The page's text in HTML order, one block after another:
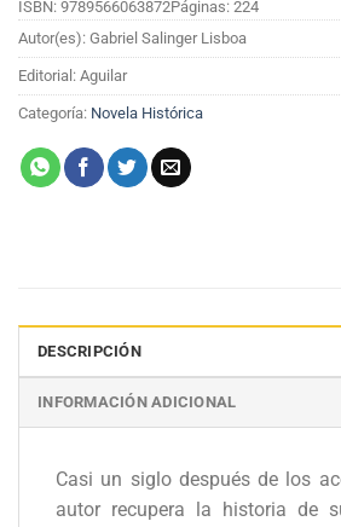
ISBN: 9789566063872Páginas: 224
Autor(es): Gabriel Salinger Lisboa
Editorial: Aguilar
Categoría: Novela Histórica
DESCRIPCIÓN
INFORMACIÓN ADICIONAL
Casi un siglo después de los
autor recupera la historia de